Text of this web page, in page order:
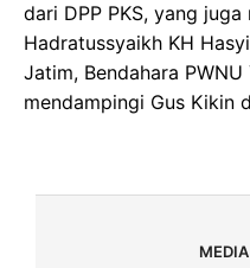
dari DPP PKS, yang
Hadratussyaikh KH
Jatim, Bendahara
mendampingi Gus Kikin